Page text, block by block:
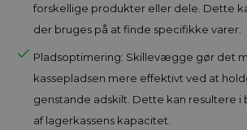
forskellige produkter eller dele. Dette
der bruges på at finde specifikke varer.
Pladsoptimering: Skillevægge gør det
kassepladsen mere effektivt ved at
genstande adskilt. Dette kan resultere i
af lagerkassens kapacitet.